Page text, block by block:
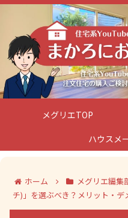
メグリエTOP
ハウスメ
ホーム メグリエ編集
チ)」を選ぶべき？メリット・